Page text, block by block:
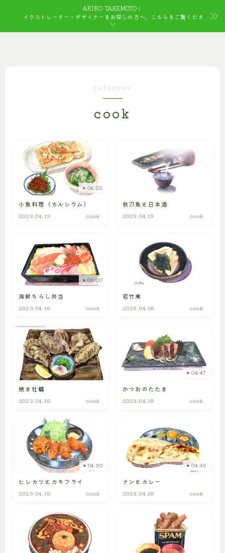
AKIKO TAKEMOTO｜
イラストレーター・デザイナーをお探しの方へ。こちらをご覧くださ
い
CATEGORY
cook
04:23
小魚料理（カルシウム）
2023.04.19 cook
秋刀魚と日本酒
2023.04.19 cook
03:00
海鮮ちらし弁当
2023.04.18 cook
若竹煮
2023.04.18 cook
焼き牡蠣
2023.04.18 cook
04:47
かつおのたたき
2023.04.18 cook
04:50
ヒレカツとカキフライ
2023.04.18 cook
04:45
ナンとカレー
2023.04.18 cook